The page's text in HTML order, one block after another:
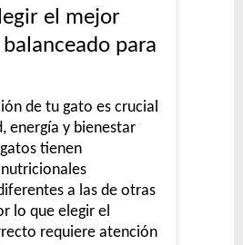
el mejor
para
de tu gato es crucial
energía y bienestar
tienen
a las de otras
lo que elegir el
requiere atención